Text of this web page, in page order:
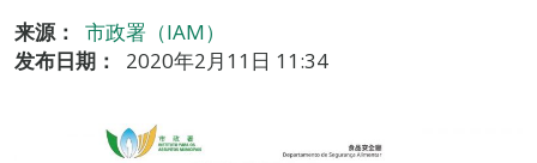
来源：
市政署（IAM）
发布日期：
2020年2月11日 11:34